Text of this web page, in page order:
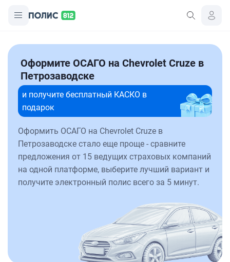
Оформите ОСАГО на Chevrolet Cruze в
Петрозаводске
и получите бесплатный КАСКО в
подарок
Оформить ОСАГО на Chevrolet Cruze в
Петрозаводске стало еще проще - сравните
предложения от 15 ведущих страховых компаний
на одной платформе, выберите лучший вариант и
получите электронный полис всего за 5 минут.